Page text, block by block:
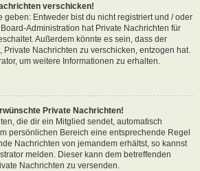
verschicken!
geben: Entweder bist du nicht registriert und / oder
Administration hat Private Nachrichten für
Außerdem könnte es sein, dass der
Nachrichten zu verschicken, entzogen hat.
um weitere Informationen zu erhalten.
Private Nachrichten!
die dir ein Mitglied sendet, automatisch
persönlichen Bereich eine entsprechende Regel
Nachrichten von jemandem erhältst, so kannst
melden. Dieser kann dem betreffenden
Nachrichten zu versenden.